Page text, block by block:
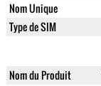
Nom Unique
Type de SIM
Nom du Produit